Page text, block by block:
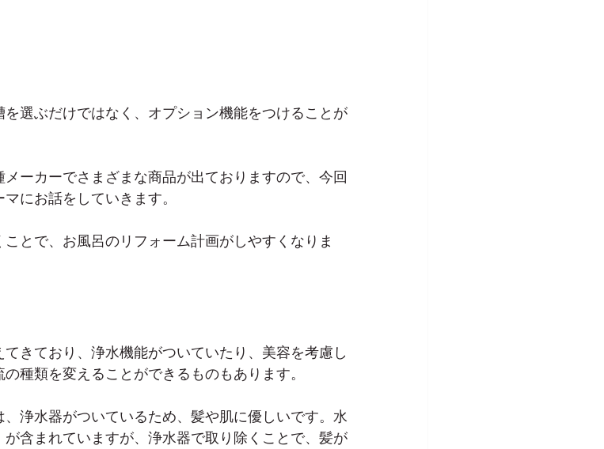
選ぶだけではなく、オプション機能をつけることが
ーカーでさまざまな商品が出ておりますので、今回
マにお話をしていきます。
とで、お風呂のリフォーム計画がしやすくなりま
きており、浄水機能がついていたり、美容を考慮し
種類を変えることができるものもあります。
、浄水器がついているため、髪や肌に優しいです。水
含まれていますが、浄水器で取り除くことで、髪が